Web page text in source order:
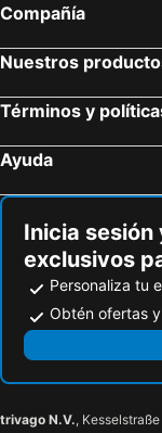
Compañía
Nuestros
Términos y
Ayuda
Inicia
exclusivos
Personaliza tu
Obtén ofertas
trivago N.V.,